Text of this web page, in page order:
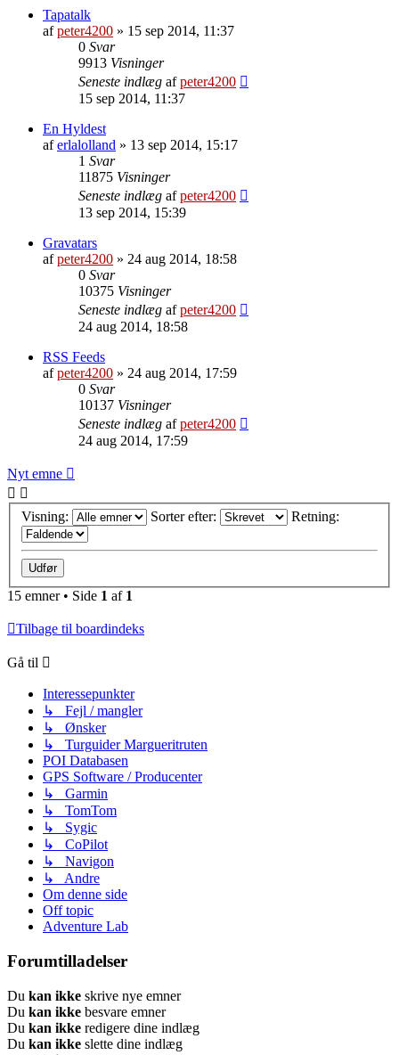
Tapatalk
afpeter4200 » 15 sep 2014, 11:37
0 Svar
9913 Visninger
Seneste indlæg afpeter4200
15 sep 2014, 11:37
En Hyldest
aferlalolland » 13 sep 2014, 15:17
1 Svar
11875 Visninger
Seneste indlæg afpeter4200
13 sep 2014, 15:39
Gravatars
afpeter4200 » 24 aug 2014, 18:58
0 Svar
10375 Visninger
Seneste indlæg afpeter4200
24 aug 2014, 18:58
RSS Feeds
afpeter4200 » 24 aug 2014, 17:59
0 Svar
10137 Visninger
Seneste indlæg afpeter4200
24 aug 2014, 17:59
Nyt emne
Visning: Sorter efter: Retning:
15 emner • Side 1 af 1
Tilbage til boardindeks
Gå til
Interessepunkter
↳ Fejl / mangler
↳ Ønsker
↳ Turguider Margueritruten
POI Databasen
GPS Software / Producenter
↳ Garmin
↳ TomTom
↳ Sygic
↳ CoPilot
↳ Navigon
↳ Andre
Om denne side
Off topic
Adventure Lab
Forumtilladelser
Du kan ikke skrive nye emner
Du kan ikke besvare emner
Du kan ikke redigere dine indlæg
Du kan ikke slette dine indlæg